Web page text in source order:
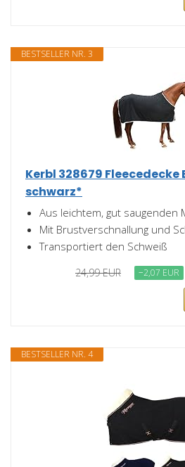
BESTSELLER NR. 3
Kerbl 328679 Fleecedecke
schwarz*
Aus leichtem, gut saugenden
Mit Brustverschnallung und
Transportiert den Schweiß
24,99 EUR −2,07 EUR
BESTSELLER NR. 4